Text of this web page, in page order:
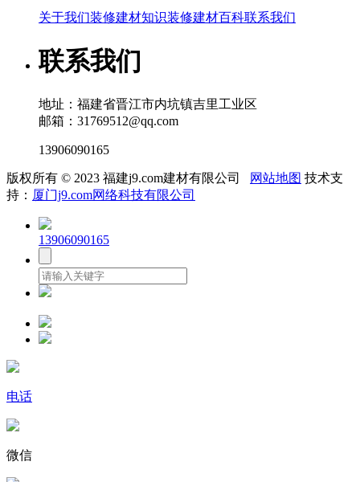
关于我们装修建材知识装修建材百科联系我们
联系我们
地址：福建省晋江市内坑镇吉里工业区
邮箱：31769512@qq.com
13906090165
版权所有 © 2023 福建j9.com建材有限公司 网站地图 技术支
持： 厦门j9.com网络科技有限公司
13906090165
电话
微信